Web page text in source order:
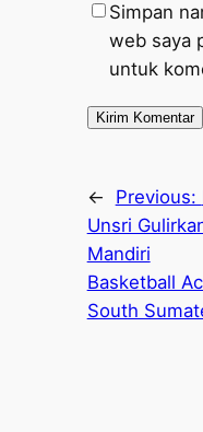
Simpan
web saya
untuk
← Previous:
Unsri
Mandiri
Basketball
South